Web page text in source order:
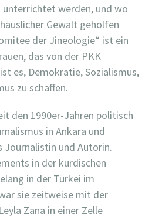
unterrichtet werden, und wo
Gewalt geholfen
der Jineologie“ ist ein
das von der PKK
es, Demokratie, Sozialismus,
zu schaffen.
den 1990er-Jahren politisch
in Ankara und
Journalistin und Autorin.
in der kurdischen
in der Türkei im
sie zeitweise mit der
Zana in einer Zelle